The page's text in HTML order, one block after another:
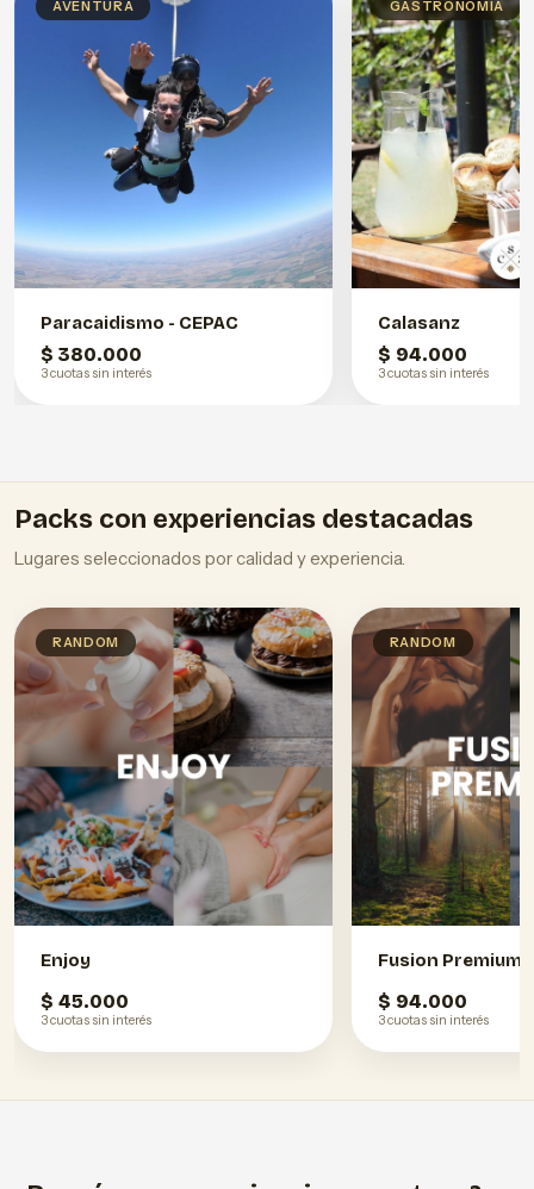
AVENTURA
Paracaidismo - CEPAC
$ 380.000
3 cuotas sin interés
GASTRONOMÍA
Calasanz
$ 94.000
3 cuotas sin interés
Packs con experiencias destacadas
Lugares seleccionados por calidad y experiencia.
RANDOM
Enjoy
$ 45.000
3 cuotas sin interés
RANDOM
Fusion Premium
$ 94.000
3 cuotas sin interés